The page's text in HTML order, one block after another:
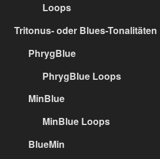
Loops
Tritonus- oder Blues-Tonalitäten
PhrygBlue
PhrygBlue Loops
MinBlue
MinBlue Loops
BlueMin